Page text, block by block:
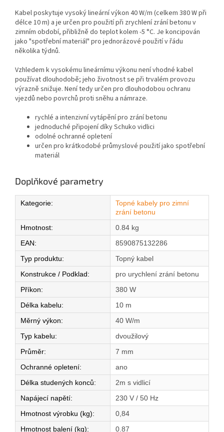
Kabel poskytuje vysoký lineární výkon 40 W/m (celkem 380 W při
délce 10 m) a je určen pro použití při zrychlení zrání betonu v
zimním období, přibližně do teplot kolem -5 °C. Je koncipován
jako "spotřební materiál" pro jednorázové použití v řádu
několika týdnů.
Vzhledem k vysokému lineárnímu výkonu není vhodné kabel
používat dlouhodobě; jeho životnost se při trvalém provozu
výrazně snižuje. Není tedy určen pro dlouhodobou ochranu
vjezdů nebo povrchů proti sněhu a námraze.
rychlé a intenzivní vytápění pro zrání betonu
jednoduché připojení díky Schuko vidlici
odolné ochranné opletení
určen pro krátkodobé průmyslové použití jako spotřební
materiál
Doplňkové parametry
Kategorie:
Topné kabely pro zimní
zrání betonu
Hmotnost:
0.84 kg
EAN:
8590875132286
Typ produktu:
Topný kabel
Konstrukce / Podklad:
pro urychlení zrání betonu
Příkon:
380 W
Délka kabelu:
10 m
Měrný výkon:
40 W/m
Typ kabelu:
dvoužilový
Průměr:
7 mm
Ochranné opletení:
ano
Délka studených konců:
2m s vidlicí
Napájecí napětí:
230 V / 50 Hz
Hmotnost výrobku (kg):
0,84
Hmotnost balení (kg): 0.87